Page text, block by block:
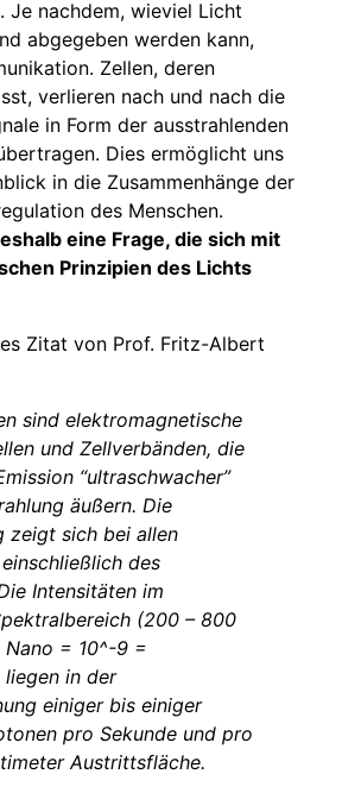
. Je nachdem, wieviel Licht
abgegeben werden kann,
Zellen, deren
verlieren nach und nach die
in Form der ausstrahlenden
Dies ermöglicht uns
in die Zusammenhänge der
des Menschen.
eine Frage, die sich mit
Prinzipien des Lichts
Zitat von Prof. Fritz-Albert
sind elektromagnetische
und Zellverbänden, die
“ultraschwacher”
äußern. Die
zeigt sich bei allen
des
Intensitäten im
(200 – 800
Nano = 10^-9 =
in der
einiger bis einiger
pro Sekunde und pro
Austrittsfläche.